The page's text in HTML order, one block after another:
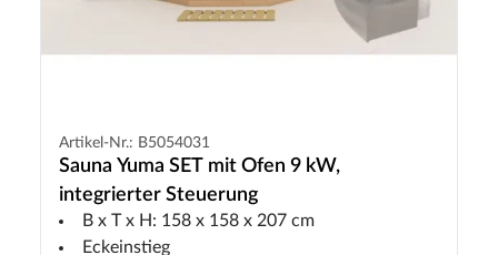
Artikel-Nr.: B5054031
Sauna Yuma SET mit Ofen 9 kW,
integrierter Steuerung
B x T x H: 158 x 158 x 207 cm
Eckeinstieg